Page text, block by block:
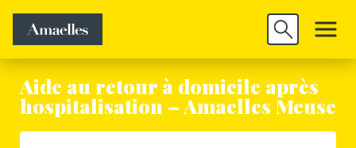
Découvrir
Aide au retour à domicile après
hospitalisation – Amaelles Meuse